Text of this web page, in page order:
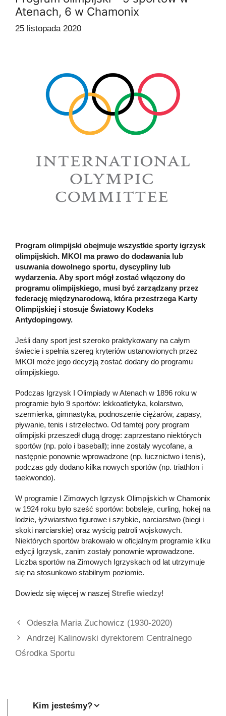
Atenach, 6 w Chamonix
25 listopada 2020
Program olimpijski obejmuje wszystkie sporty igrzysk
olimpijskich. MKOl ma prawo do dodawania lub
usuwania dowolnego sportu, dyscypliny lub
wydarzenia. Aby sport mógł zostać włączony do
programu olimpijskiego, musi być zarządzany przez
federację międzynarodową, która przestrzega Karty
Olimpijskiej i stosuje Światowy Kodeks
Antydopingowy.
Jeśli dany sport jest szeroko praktykowany na całym
świecie i spełnia szereg kryteriów ustanowionych przez
MKOl może jego decyzją zostać dodany do programu
olimpijskiego.
Podczas Igrzysk I Olimpiady w Atenach w 1896 roku w
programie było 9 sportów: lekkoatletyka, kolarstwo,
szermierka, gimnastyka, podnoszenie ciężarów, zapasy,
pływanie, tenis i strzelectwo. Od tamtej pory program
olimpijski przeszedł długą drogę: zaprzestano niektórych
sportów (np. polo i baseball); inne zostały wycofane, a
następnie ponownie wprowadzone (np. łucznictwo i tenis),
podczas gdy dodano kilka nowych sportów (np. triathlon i
taekwondo).
W programie I Zimowych Igrzysk Olimpijskich w Chamonix
w 1924 roku było sześć sportów: bobsleje, curling, hokej na
lodzie, łyżwiarstwo figurowe i szybkie, narciarstwo (biegi i
skoki narciarskie) oraz wyścig patroli wojskowych.
Niektórych sportów brakowało w oficjalnym programie kilku
edycji Igrzysk, zanim zostały ponownie wprowadzone.
Liczba sportów na Zimowych Igrzyskach od lat utrzymuje
się na stosunkowo stabilnym poziomie.
Dowiedz się więcej w naszej Strefie wiedzy!
Odeszła Maria Zuchowicz (1930-2020)
Andrzej Kalinowski dyrektorem Centralnego
Ośrodka Sportu
Kim jesteśmy?